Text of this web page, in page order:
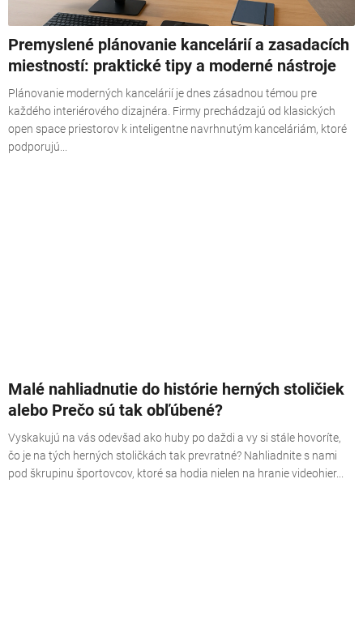
o
v
Premyslené plánovanie kancelárií a zasadacích
miestností: praktické tipy a moderné nástroje
Plánovanie moderných kancelárií je dnes zásadnou témou pre
každého interiérového dizajnéra. Firmy prechádzajú od klasických
open space priestorov k inteligentne navrhnutým kanceláriám, ktoré
podporujú...
Malé nahliadnutie do histórie herných stoličiek
alebo Prečo sú tak obľúbené?
Vyskakujú na vás odevšad ako huby po daždi a vy si stále hovoríte,
čo je na tých herných stoličkách tak prevratné? Nahliadnite s nami
pod škrupinu športovcov, ktoré sa hodia nielen na hranie videohier...